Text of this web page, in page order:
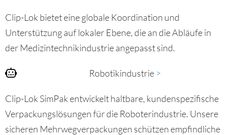
Clip-Lok bietet eine globale Koordination und
Unterstützung auf lokaler Ebene, die an die Abläufe in
der Medizintechnikindustrie angepasst sind.
Robotikindustrie >
Clip-Lok SimPak entwickelt haltbare, kundenspezifische
Verpackungslösungen für die Roboterindustrie. Unsere
sicheren Mehrwegverpackungen schützen empfindliche